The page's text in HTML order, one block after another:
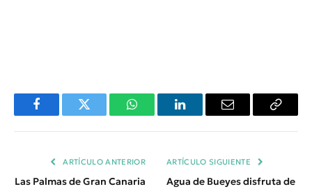
FacebookTwitter WhatsAppLinkedInEmail
Copiar
ARTÍCULO ANTERIOR
Las Palmas de Gran Canaria
ARTÍCULO SIGUIENTE
Agua de Bueyes disfruta de